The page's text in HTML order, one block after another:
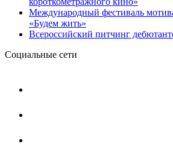
Международный фестиваль
«Будем жить»
Всероссийский питчинг
Социальные сети